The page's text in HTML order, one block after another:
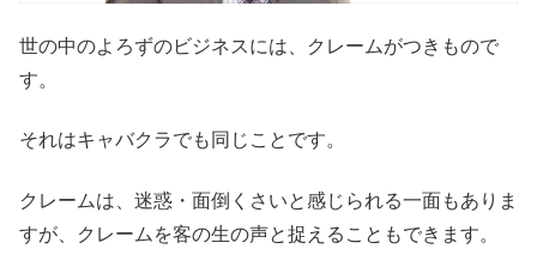
世の中のよろずのビジネスには、クレームがつきもので
す。
それはキャバクラでも同じことです。
クレームは、迷惑・面倒くさいと感じられる一面もありま
すが、クレームを客の生の声と捉えることもできます。